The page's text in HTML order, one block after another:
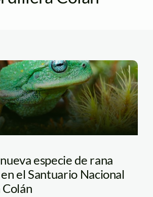
especie de rana
el Santuario Nacional